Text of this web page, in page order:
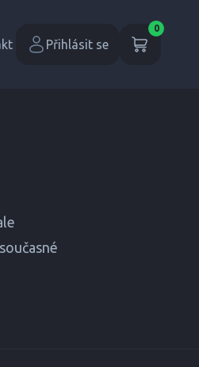
Přihlásit se
0